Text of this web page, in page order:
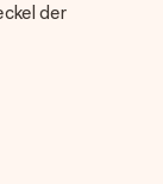
der